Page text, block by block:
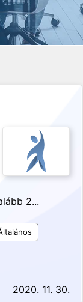
2...
2020. 11. 30.